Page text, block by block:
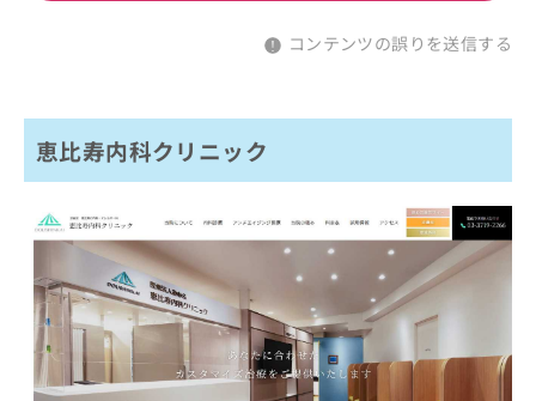
コンテンツの誤りを送信する
恵比寿内科クリニック